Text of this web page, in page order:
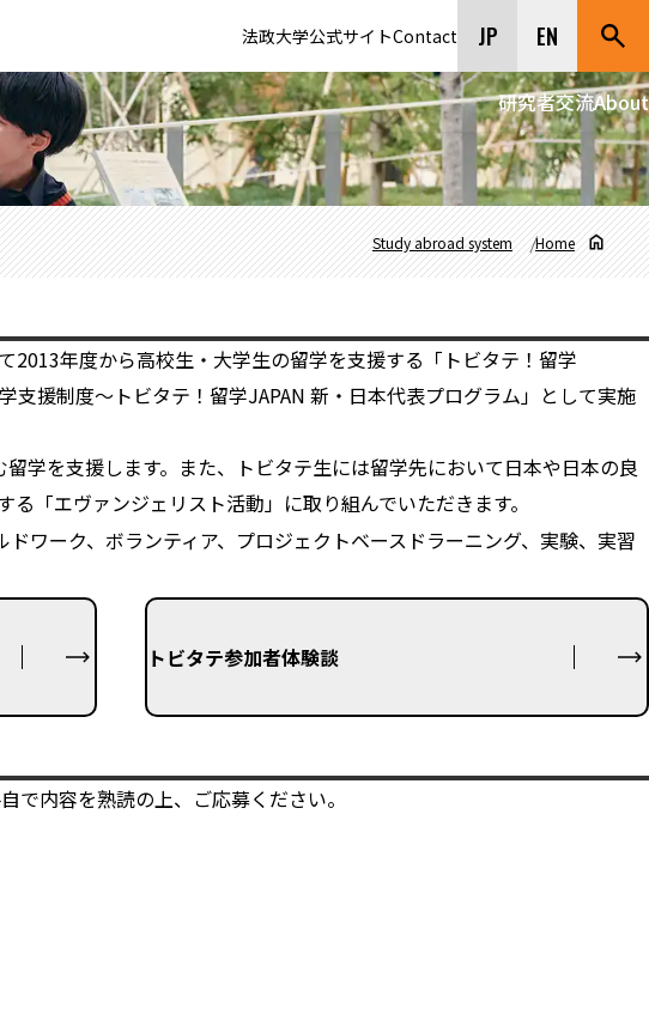
法政大学公式サイトContact JP EN
研究者交流About
Home
Study abroad system
年度から高校生・大学生の留学を支援する「トビタテ！留学
援制度～トビタテ！留学JAPAN 新・日本代表プログラム」として実施
留学を支援します。また、トビタテ生には留学先において日本や日本の良
「エヴァンジェリスト活動」に取り組んでいただきます。
ワーク、ボランティア、プロジェクトベースドラーニング、実験、実習
トビタテ参加者体験談
で内容を熟読の上、ご応募ください。